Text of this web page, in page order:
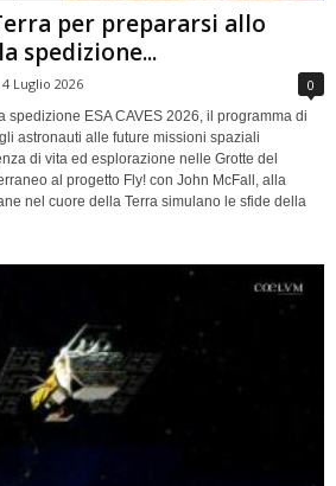
per prepararsi allo
spedizione...
4 Luglio 2026 0
spedizione ESA CAVES 2026, il programma di
astronauti alle future missioni spaziali
di vita ed esplorazione nelle Grotte del
al progetto Fly! con John McFall, alla
nel cuore della Terra simulano le sfide della